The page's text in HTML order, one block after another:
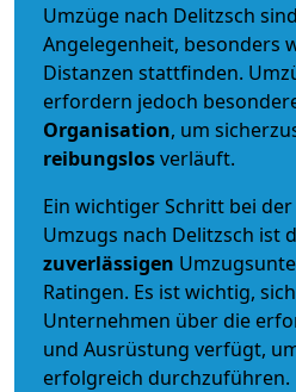
Umzüge nach Delitzsch
Angelegenheit, besonders
Distanzen stattfinden.
erfordern jedoch
Organisation, um
reibungslosverläuft.
Ein wichtiger Schritt bei
Umzugs nach Delitzsch ist
zuverlässigen
Ratingen. Es ist wichtig,
Unternehmen über die
und Ausrüstung verfügt,
erfolgreich durchzuführen.